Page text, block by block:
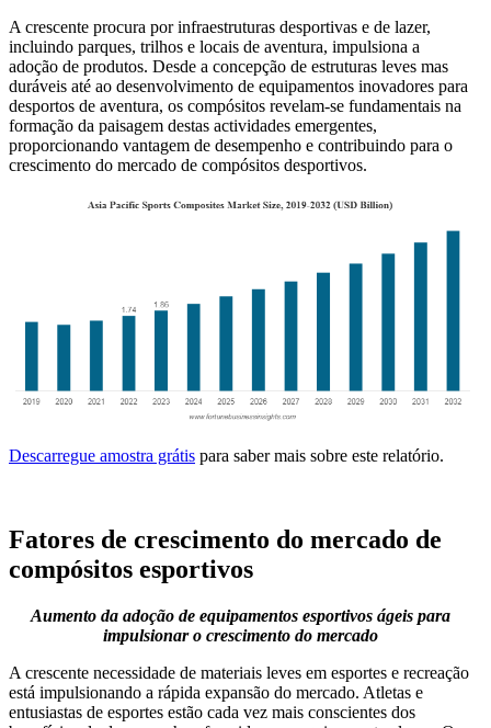
A crescente procura por infraestruturas desportivas e de lazer,
incluindo parques, trilhos e locais de aventura, impulsiona a
adoção de produtos. Desde a concepção de estruturas leves mas
duráveis ​​até ao desenvolvimento de equipamentos inovadores para
desportos de aventura, os compósitos revelam-se fundamentais na
formação da paisagem destas actividades emergentes,
proporcionando vantagem de desempenho e contribuindo para o
crescimento do mercado de compósitos desportivos.
Descarregue amostra grátis para saber mais sobre este relatório.
Fatores de crescimento do mercado de
compósitos esportivos
Aumento da adoção de equipamentos esportivos ágeis para
impulsionar o crescimento do mercado
A crescente necessidade de materiais leves em esportes e recreação
está impulsionando a rápida expansão do mercado. Atletas e
entusiastas de esportes estão cada vez mais conscientes dos